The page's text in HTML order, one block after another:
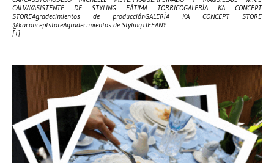
CALVAYASISTENTE DE STYLING FÁTIMA TORRICOGALERÍA KA CONCEPT
STOREAgradecimientos de producciónGALERÍA KA CONCEPT STORE
@kaconceptstoreAgradecimientos de StylingTIFFANY
[+]